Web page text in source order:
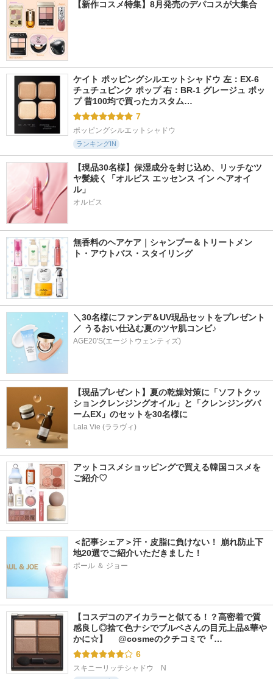
【新作コスメ特集】8月発売のデパコスが大集合
ケイト ポッピングシルエットシャドウ 左：EX-6
チュチュピンク ポップ 右：BR-1 グレージュ ポッ
プ 昔100均で買ったカスタム…
7
ポッピングシルエットシャドウ
ランキングIN
【現品30名様】保湿成分を封じ込め、リッチなツ
ヤ髪続く「オルビス エッセンス イン ヘアオイ
ル」
オルビス
無香料のヘアケア｜シャンプー＆トリートメン
ト・アウトバス・スタイリング
＼30名様にファンデ＆UV現品セットをプレゼント
／ うるおい仕込む夏のツヤ肌コンビ♪
AGE20'S(エージトウェンティズ)
【現品プレゼント】夏の乾燥対策に「ソフトクッ
ションクレンジングオイル」と「クレンジングバ
ームEX」のセットを30名様に
Lala Vie (ララヴィ)
アットコスメショッピングで買える韓国コスメを
ご紹介♡
＜記事シェア＞汗・皮脂に負けない！ 崩れ防止下
地20選でご紹介いただきました！
ポール ＆ ジョー
【コスデコのアイカラーと似てる！？高密着で質
感良し◎捨て色ナシでブルベさんの目元上品&華や
かに☆】 　@cosmeのクチコミで『…
6
スキニーリッチシャドウ　N